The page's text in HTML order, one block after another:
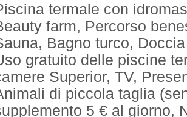
termale con
farm, Percorso
Bagno turco,
gratuito delle piscine
Superior, TV,
di piccola taglia
5 € al giorno,